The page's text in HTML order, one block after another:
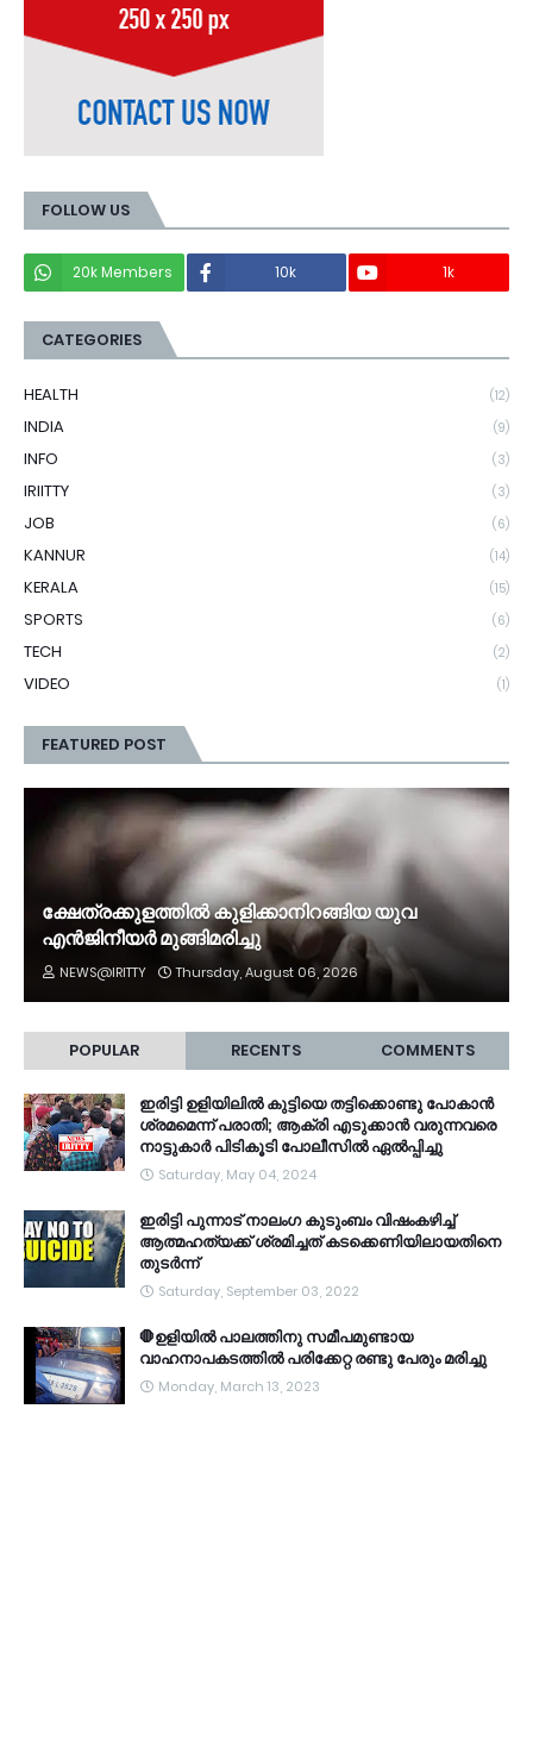
FOLLOW US
20k Members 10k 1k
CATEGORIES
HEALTH (12)
INDIA (9)
INFO (3)
IRIITTY (3)
JOB (6)
KANNUR (14)
KERALA (15)
SPORTS (6)
TECH (2)
VIDEO (1)
FEATURED POST
ക്ഷേത്രക്കുളത്തില്‍ കുളിക്കാനിറങ്ങിയ യുവ
എൻജിനീയര്‍ മുങ്ങിമരിച്ചു
NEWS@IRITTY Thursday, August 06, 2026
POPULAR RECENTS COMMENTS
ഇരിട്ടി ഉളിയിലിൽ കുട്ടിയെ തട്ടിക്കൊണ്ടു പോകാൻ
ശ്രമമെന്ന് പരാതി; ആക്രി എടുക്കാൻ വരുന്നവരെ
നാട്ടുകാർ പിടികൂടി പോലീസിൽ ഏൽപ്പിച്ചു
Saturday, May 04, 2024
ഇരിട്ടി പുന്നാട് നാലംഗ കുടുംബം വിഷംകഴിച്ച്‌
ആത്മഹത്യക്ക് ശ്രമിച്ചത് കടക്കെണിയിലായതിനെ
തുടർന്ന്
Saturday, September 03, 2022
🛑ഉളിയിൽ പാലത്തിനു സമീപമുണ്ടായ
വാഹനാപകടത്തിൽ പരിക്കേറ്റ രണ്ടു പേരും മരിച്ചു
Monday, March 13, 2023